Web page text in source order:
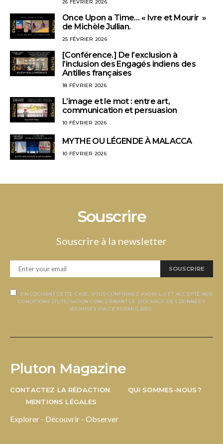
26 FÉVRIER 2026
Once Upon a Time… « Ivre et Mourir »
de Michèle Jullian.
25 FÉVRIER 2026
[Conférence.] De l’exclusion à
l’inclusion des Engagés indiens des
Antilles françaises
18 FÉVRIER 2026
L’image et le mot : entre art,
communication et persuasion
10 FÉVRIER 2026
MYTHE OU LÉGENDE À MALACCA
10 FÉVRIER 2026
Souscrire
Souscrire à la newsletter
SOUSCRIRE
EN COCHANT CETTE CASE, VOUS CONFIRMEZ AVOIR LU ET ACCEPTÉ NOS
CONDITIONS D’UTILISATION CONCERNANT LE STOCKAGE DES DONNÉES
SOUMISES VIA CE FORMULAIRE.
Pluton Magazine
CONTACTEZ LA RÉDACTION
QUI SOMMES-NOUS ?
MENTIONS LÉGALES
Explorer - Découvrir - Observer